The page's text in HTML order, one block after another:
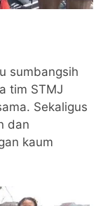
sumbangsih
tim STMJ
Sekaligus
dan
kaum